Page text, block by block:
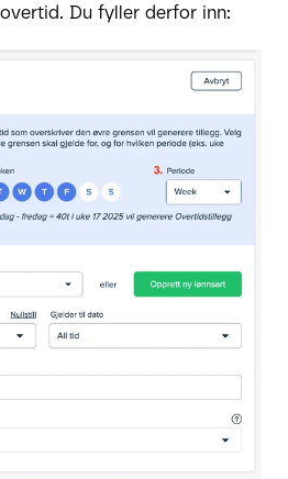
Du fyller derfor inn: